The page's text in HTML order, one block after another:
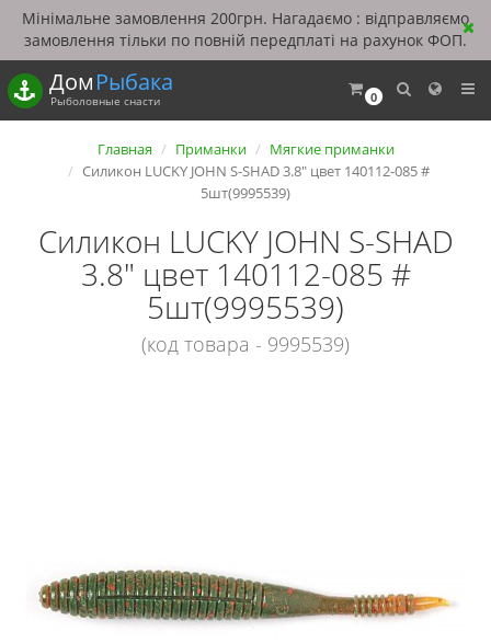
Мінімальне замовлення 200грн. Нагадаємо : відправляємо
замовлення тільки по повній передплаті на рахунок ФОП.
0
ДомРыбака
Рыболовные снасти
Главная Приманки
Мягкие приманки
Силикон LUCKY JOHN S-SHAD 3.8" цвет 140112-085 #
5шт(9995539)
Силикон LUCKY JOHN S-SHAD
3.8" цвет 140112-085 #
5шт(9995539)
(код товара - 9995539)